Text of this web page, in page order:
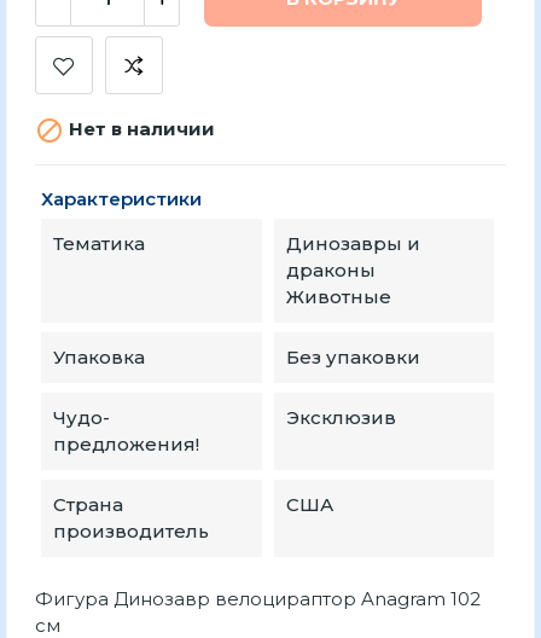
 Нет в наличии
Характеристики
Тематика
Динозавры и
драконы
Животные
Упаковка Без упаковки
Чудо-
предложения!
Эксклюзив
Страна
производитель
США
Фигура Динозавр велоцираптор Anagram 102
см